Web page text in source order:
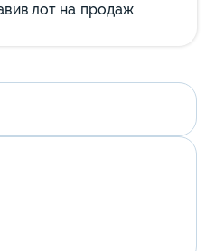
лот на продаж